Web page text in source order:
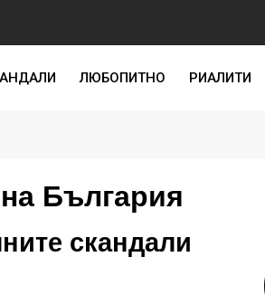
ЛЮБОПИТНО РИАЛИТИ
България
скандали